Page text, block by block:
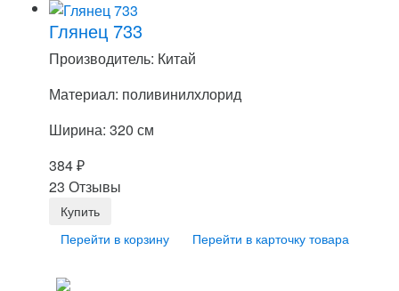
Глянец 733
Производитель: Китай
Материал: поливинилхлорид
Ширина: 320 см
384₽
23 Отзывы
Перейти в корзину Перейти в карточку товара